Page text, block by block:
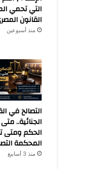
التي تحمي
القانون
منذ أسبوعين
التصالح في
الجنائية..
الحكم ومتى
المحكمة
منذ 3 أسابيع